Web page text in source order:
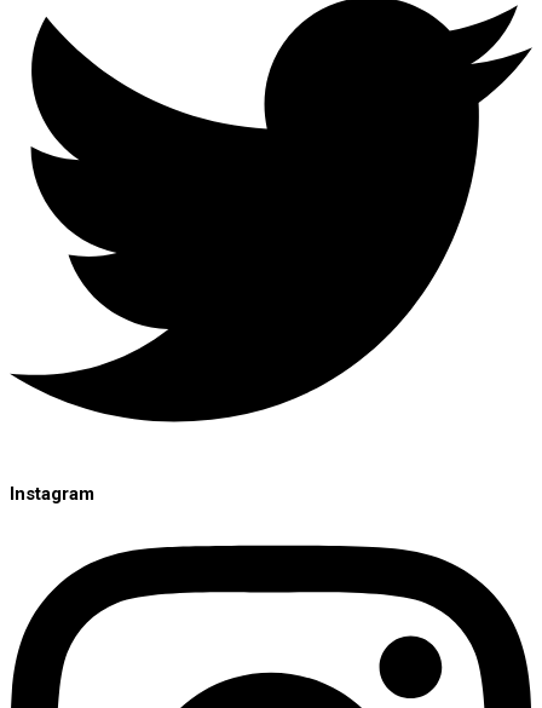
Instagram